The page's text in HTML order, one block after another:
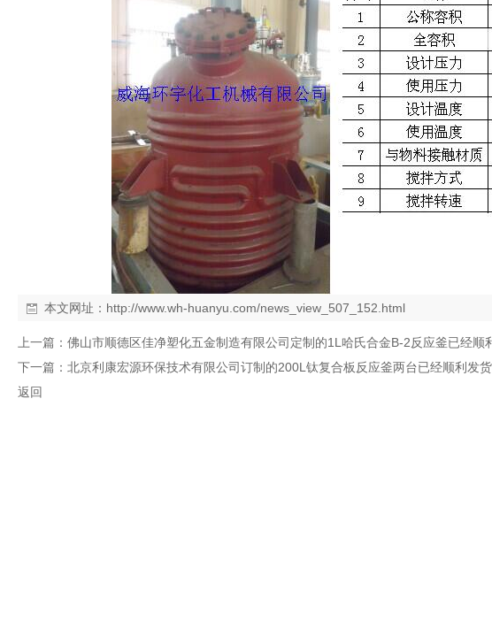
本文网址： http://www.wh-huanyu.com/news_view_507_152.html
上一篇： 佛山市顺德区佳净塑化五金制造有限公司定制的1L哈氏合金B-2反应釜已经顺
下一篇： 北京利康宏源环保技术有限公司订制的200L钛复合板反应釜两台已经顺利发货
返回